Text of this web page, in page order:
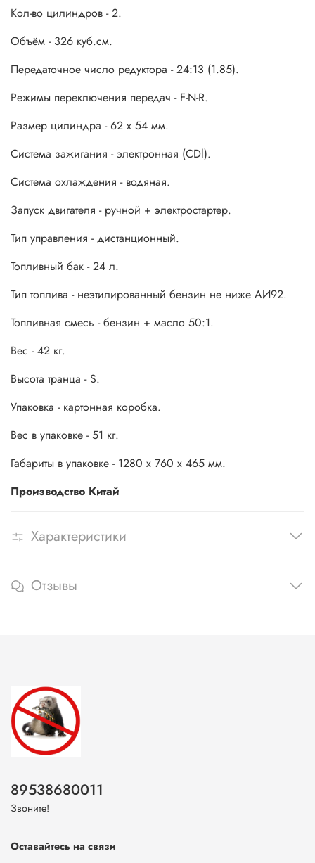
Кол-во цилиндров - 2.
Объём - 326 куб.см.
Передаточное число редуктора - 24:13 (1.85).
Режимы переключения передач - F-N-R.
Размер цилиндра - 62 x 54 мм.
Система зажигания - электронная (CDl).
Система охлаждения - водяная.
Запуск двигателя - ручной + электростартер.
Тип управления - дистанционный.
Топливный бак - 24 л.
Тип топлива - неэтилированный бензин не ниже АИ92.
Топливная смесь - бензин + масло 50:1.
Вес - 42 кг.
Высота транца - S.
Упаковка - картонная коробка.
Вес в упаковке - 51 кг.
Габариты в упаковке - 1280 x 760 x 465 мм.
Производство Китай
Характеристики
Отзывы
89538680011
Звоните!
Оставайтесь на связи